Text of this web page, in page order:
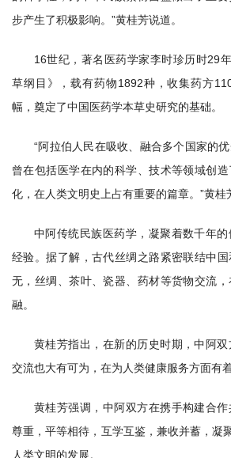
步产生了积极影响。”黄桂芳说道。
16世纪，著名医药学家李时珍历时29
草纲目》，载有药物1892种，收集药方
幅，奠定了中国医药学本草史研究的基础。
“阿拉伯人民在吸收、融合多个国家的
曾在包括医学在内的科学、技术等领域创
化，在人类文明史上占有重要的篇章。”黄桂
中阿传统民族医药学，凝聚着数千年
经验。据了解，古代丝绸之路紧密联结中
无，丝绸、茶叶、瓷器、药材等货物交流
融。
黄桂芳指出，在新的历史时期，中阿
交流也大有可为，在为人类健康服务方面有
黄桂芳强调，中阿双方在携手构建合
尊重，平等相待，互学互鉴，兼收并蓄，凝
人类文明的发展。